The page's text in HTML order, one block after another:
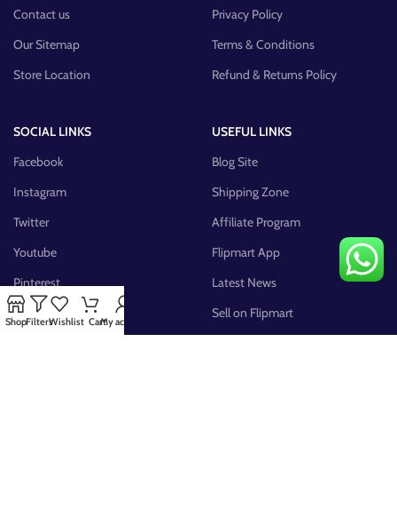
Contact us
Our Sitemap
Store Location
Privacy Policy
Terms & Conditions
Refund & Returns Policy
SOCIAL LINKS
Facebook
Instagram
Twitter
Youtube
Pinterest
FB Group
USEFUL LINKS
Blog Site
Shipping Zone
Affiliate Program
Flipmart App
Latest News
Sell on Flipmart
ShopFiltersWishlist CartMy account